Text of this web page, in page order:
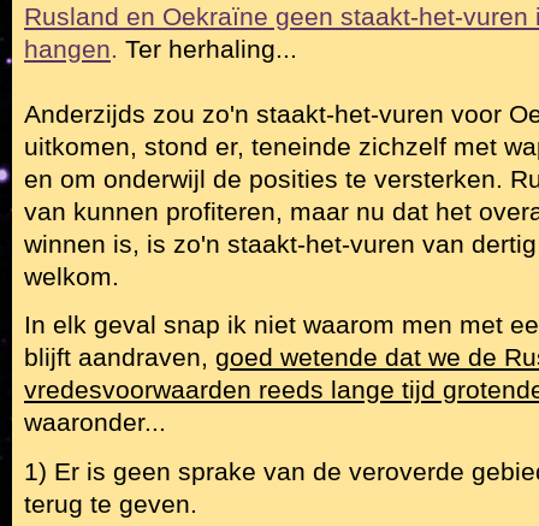
Rusland en Oekraïne geen staakt-het-vuren
hangen. Ter herhaling...
Anderzijds zou zo'n staakt-het-vuren voor
uitkomen, stond er, teneinde zichzelf met
en om onderwijl de posities te versterken.
van kunnen profiteren, maar nu dat het
winnen is, is zo'n staakt-het-vuren van
welkom.
In elk geval snap ik niet waarom men met
blijft aandraven, goed wetende dat we de
vredesvoorwaarden reeds lange tijd
waaronder...
1) Er is geen sprake van de veroverde
terug te geven.